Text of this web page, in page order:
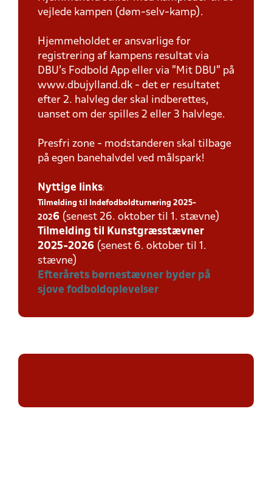
vejlede kampen (døm-selv-kamp).
Hjemmeholdet er ansvarlige for
registrering af kampens resultat via
DBU’s Fodbold App eller via ”Mit DBU” på
www.dbujylland.dk - det er resultatet
efter 2. halvleg der skal indberettes,
uanset om der spilles 2 eller 3 halvlege.
Presfri zone - modstanderen skal tilbage
på egen banehalvdel ved målspark!
Nyttige links:
Tilmelding til Indefodboldturnering 2025-
2026 (senest 26. oktober til 1. stævne)
Tilmelding til Kunstgræsstævner
2025-2026 (senest 6. oktober til 1.
stævne)
Efterårets børnestævner byder på
sjove fodboldoplevelser